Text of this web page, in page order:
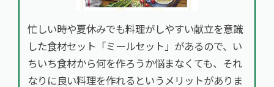
忙しい時や夏休みでも料理がしやすい献立を意識
した食材セット「ミールセット」があるので、い
ちいち食材から何を作ろうか悩まなくても、それ
なりに良い料理を作れるというメリットがありま